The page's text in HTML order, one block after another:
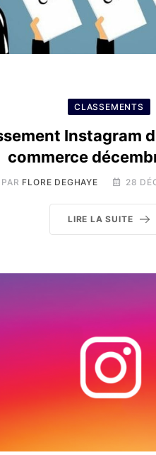
CLASSEMENTS
Instagram
commerce
PAR FLORE DEGHAYE 28
LIRE LA SUITE